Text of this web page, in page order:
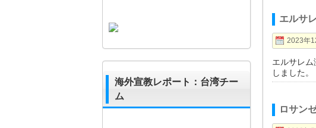
エルサ
2023年
エルサレ
しました。
ロサン
海外宣教レポート：台湾チー
ム